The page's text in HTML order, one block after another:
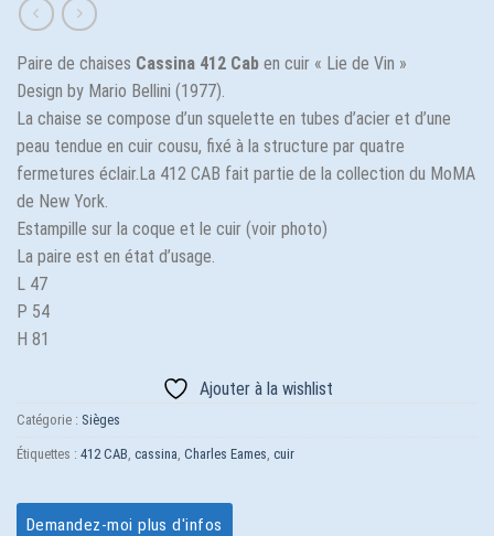
Paire de chaises Cassina 412 Cab en cuir « Lie de Vin »
Design by Mario Bellini (1977).
La chaise se compose d’un squelette en tubes d’acier et d’une
peau tendue en cuir cousu, fixé à la structure par quatre
fermetures éclair.La 412 CAB fait partie de la collection du MoMA
de New York.
Estampille sur la coque et le cuir (voir photo)
La paire est en état d’usage.
L 47
P 54
H 81
Ajouter à la wishlist
Catégorie : Sièges
Étiquettes : 412 CAB, cassina, Charles Eames, cuir
Demandez-moi plus d'infos